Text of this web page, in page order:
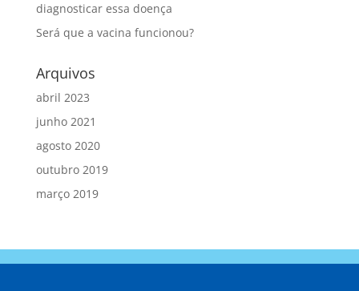
diagnosticar essa doença
Será que a vacina funcionou?
Arquivos
abril 2023
junho 2021
agosto 2020
outubro 2019
março 2019